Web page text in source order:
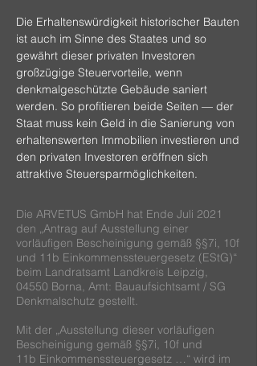
Die Erhaltenswürdigkeit historischer Bauten
ist auch im Sinne des Staates und so
gewährt dieser privaten Investoren
großzügige Steuervorteile, wenn
denkmalgeschützte Gebäude saniert
werden. So profitieren beide Seiten — der
Staat muss kein Geld in die Sanierung von
erhaltenswerten Immobilien investieren und
den privaten Investoren eröffnen sich
attraktive Steuersparmöglichkeiten.
Die ARVETUS GmbH hat Ende Juli 2021
den „Antrag auf Ausstellung einer
vorläufigen Bescheinigung gemäß §§7i, 10f
und 11b Einkommenssteuergesetz (EStG)“
beim Landratsamt Landkreis Leipzig,
04550 Borna, Amt: Bauaufsichtsamt / SG
Denkmalschutz gestellt.
Mit der „Ausstellung dieser vorläufigen
Bescheinigung gemäß §§7i, 10f und
11b Einkommenssteuergesetz …“ wird im